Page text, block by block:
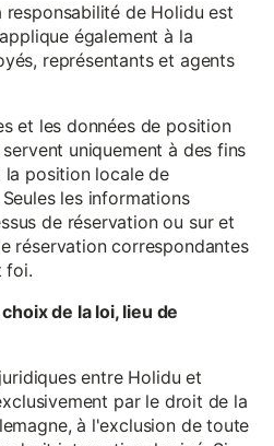
responsabilité de Holidu est
également à la
représentants et agents
et les données de position
uniquement à des fins
position locale de
les informations
de réservation ou sur et
réservation correspondantes
foi.
de la loi, lieu de
entre Holidu et
par le droit de la
à l'exclusion de toute